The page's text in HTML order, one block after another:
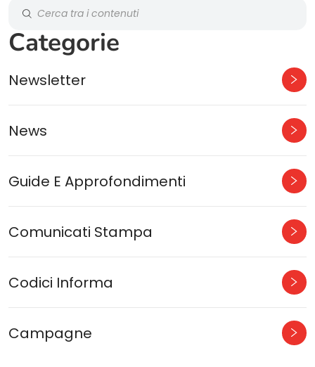
Categorie
Newsletter
News
Guide E Approfondimenti
Comunicati Stampa
Codici Informa
Campagne